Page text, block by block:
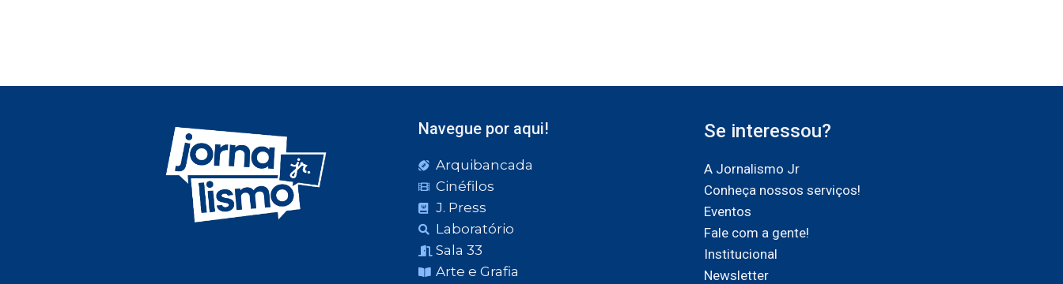
Navegue por aqui!
Arquibancada
Cinéfilos
J. Press
Laboratório
Sala 33
Arte e Grafia
Se interessou?
A Jornalismo Jr
Conheça nossos serviços!
Eventos
Fale com a gente!
Institucional
Newsletter